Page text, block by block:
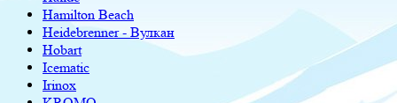
Hamilton Beach
Heidebrenner - Вулкан
Hobart
Icematic
Irinox